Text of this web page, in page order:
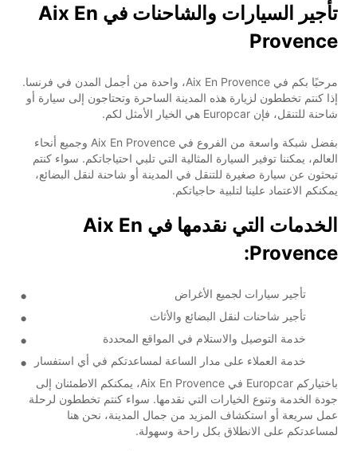
تأجير السيارات والشاحنات في Aix En
Provence
مرحبًا بكم في Aix En Provence، واحدة من أجمل المدن في فرنسا.
إذا كنتم تخططون لزيارة هذه المدينة الساحرة وتحتاجون إلى سيارة أو
شاحنة للتنقل، فإن Europcar هي الخيار الأمثل لكم.
بفضل شبكة واسعة من الفروع في Aix En Provence وجميع أنحاء
العالم، يمكننا توفير السيارة المثالية التي تلبي احتياجاتكم. سواء كنتم
تبحثون عن سيارة صغيرة للتنقل في المدينة أو شاحنة لنقل البضائع،
يمكنكم الاعتماد علينا لتلبية حاجياتكم.
الخدمات التي نقدمها في Aix En
Provence:
تأجير سيارات لجميع الأغراض
تأجير شاحنات لنقل البضائع والأثاث
خدمة التوصيل والاستلام في المواقع المحددة
خدمة العملاء على مدار الساعة لمساعدتكم في أي استفسار
باختياركم Europcar في Aix En Provence، يمكنكم الاطمئنان إلى
جودة الخدمة وتنوع الخيارات التي نقدمها. سواء كنتم تخططون لرحلة
عمل سريعة أو استكشاف المزيد من جمال المدينة، نحن هنا
لمساعدتكم على الانطلاق بكل راحة وسهولة.